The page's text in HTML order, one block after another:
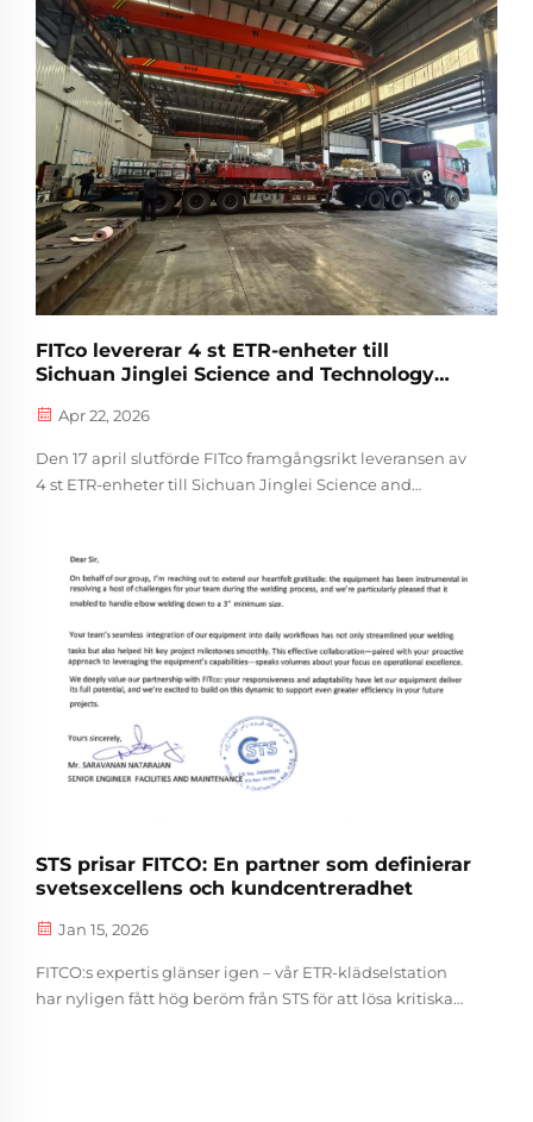
Science and Technology Co., Ltd. ...
FITco levererar 4 st ETR-enheter till
Sichuan Jinglei Science and Technology
partnerskap
Apr 22, 2026
Den 17 april slutförde FITco framgångsrikt leveransen av
4 st ETR-enheter till Sichuan Jinglei Science and
beställning understryker återigen FITcos kärnstyrkor:
pålitliga ledtider, konsekvent kvalitet och
kundcentrerad service inom
industrilutrustningssektorn.
STS prisar FITCO: En partner som definierar
svetsexcellens och kundcentreradhet
Jan 15, 2026
FITCO:s expertis glänser igen – vår ETR-klädselstation
har nyligen fått hög beröm från STS för att lösa kritiska